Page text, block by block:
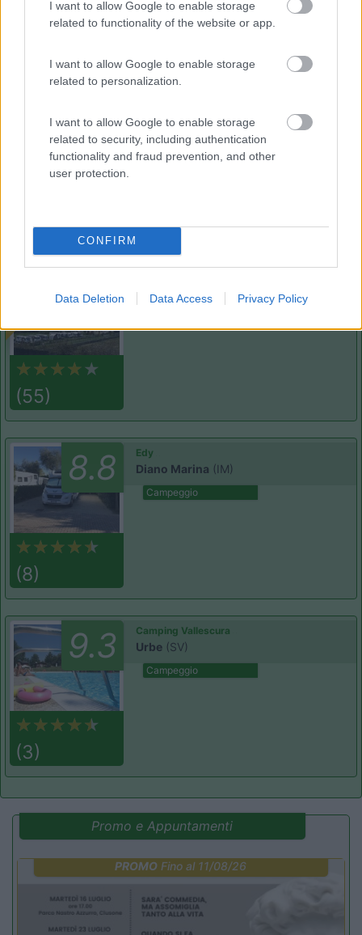
I want to allow Google to enable storage
related to functionality of the website or app.
I want to allow Google to enable storage
related to personalization.
I want to allow Google to enable storage
related to security, including authentication
functionality and fraud prevention, and other
user protection.
CONFIRM
Data Deletion Data Access Privacy Policy
6.5 (IM)
Campeggio
Card7.9
(55)
Diano Castello (IM)
8.8
(8)
Edy
Diano Marina (IM)
Campeggio
9.3
(3)
Camping Vallescura
Urbe (SV)
Campeggio
Promo e Appuntamenti
PROMO Fino al 11/08/26